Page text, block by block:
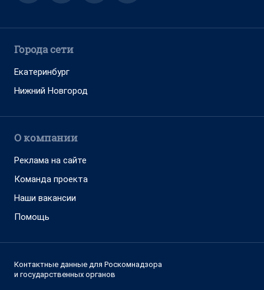
Города сети
Екатеринбург
Нижний Новгород
О компании
Реклама на сайте
Команда проекта
Наши вакансии
Помощь
Контактные данные для Роскомнадзора
и государственных органов